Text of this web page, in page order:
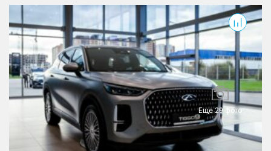
Еще 29 фото
Tiggo 9